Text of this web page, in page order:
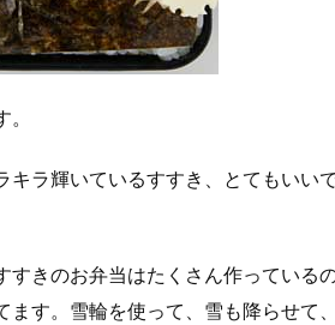
キラ輝いているすすき、とてもいい
すきのお弁当はたくさん作っている
ます。雪輪を使って、雪も降らせて